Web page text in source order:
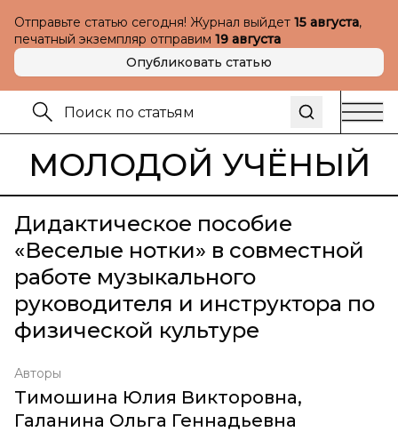
Отправьте статью сегодня! Журнал выйдет 15 августа,
печатный экземпляр отправим 19 августа
Опубликовать статью
МОЛОДОЙ УЧЁНЫЙ
Дидактическое пособие
«Веселые нотки» в совместной
работе музыкального
руководителя и инструктора по
физической культуре
Авторы
Тимошина Юлия Викторовна,
Галанина Ольга Геннадьевна